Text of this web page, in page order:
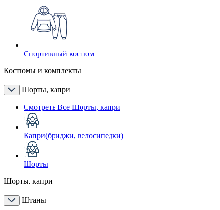
Спортивный костюм
Костюмы и комплекты
Шорты, капри
Смотреть Все Шорты, капри
Капри(бриджи, велосипедки)
Шорты
Шорты, капри
Штаны